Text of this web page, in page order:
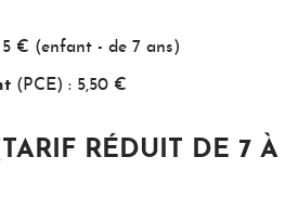
€ (enfant - de 7 ans)
(PCE) : 5,50 €
RÉDUIT DE 7 À